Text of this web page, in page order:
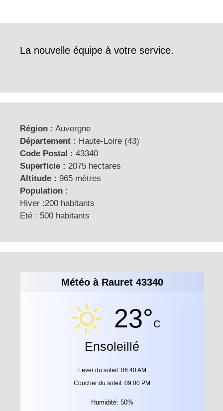
La nouvelle équipe à votre service.
Région : Auvergne
Département : Haute-Loire (43)
Code Postal : 43340
Superficie : 2075 hectares
Altitude : 965 mètres
Population :
Hiver :200 habitants
Eté : 500 habitants
Météo à Rauret 43340
23°C
Ensoleillé
Lever du soleil: 06:40 AM
Coucher du soleil: 09:00 PM
Humidité: 50%